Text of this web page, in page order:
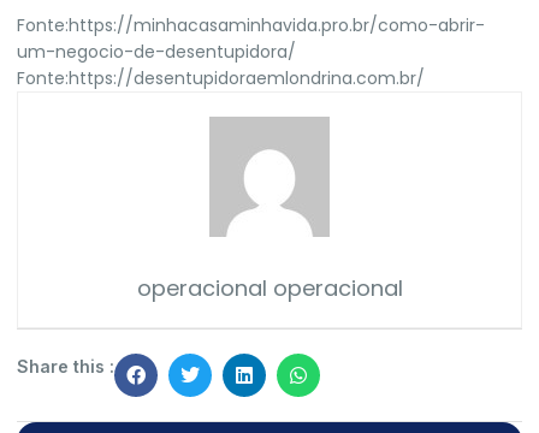
Fonte:https://minhacasaminhavida.pro.br/como-abrir-
um-negocio-de-desentupidora/
Fonte:https://desentupidoraemlondrina.com.br/
operacional operacional
Share this :